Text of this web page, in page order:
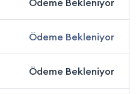
Ödeme Bekleniyor
Ödeme Bekleniyor
Ödeme Bekleniyor